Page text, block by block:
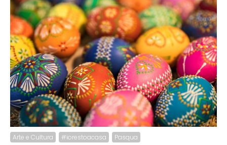
Arte e Cultura #iorestoacasa Pasqua